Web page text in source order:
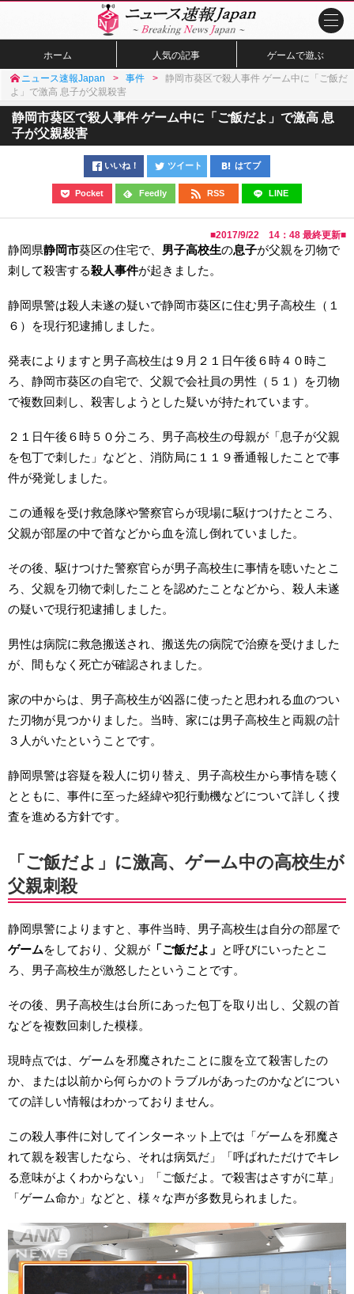
ホーム 人気の記事 ゲームで遊ぶ
ニュース速報Japan 事件
静岡市葵区で殺人事件 ゲーム中に「ご飯だ
よ」で激高 息子が父親殺害
静岡市葵区で殺人事件 ゲーム中に「ご飯だよ」で激高 息
子が父親殺害
いいね！ ツイート はてブ
Pocket Feedly RSS LINE
■2017/9/22 14：48 最終更新■
静岡県静岡市葵区の住宅で、 男子高校生の息子が父親を刃物で
刺して殺害する殺人事件が起きました。
静岡県警は殺人未遂の疑いで静岡市葵区に住む男子高校生（１
６）を現行犯逮捕しました。
発表によりますと男子高校生は９月２１日午後６時４０時こ
ろ、静岡市葵区の自宅で、父親で会社員の男性（５１）を刃物
で複数回刺し、殺害しようとした疑いが持たれています。
２１日午後６時５０分ころ、男子高校生の母親が「息子が父親
を包丁で刺した」などと、消防局に１１９番通報したことで事
件が発覚しました。
この通報を受け救急隊や警察官らが現場に駆けつけたところ、
父親が部屋の中で首などから血を流し倒れていました。
その後、駆けつけた警察官らが男子高校生に事情を聴いたとこ
ろ、父親を刃物で刺したことを認めたことなどから、殺人未遂
の疑いで現行犯逮捕しました。
男性は病院に救急搬送され、搬送先の病院で治療を受けました
が、間もなく死亡が確認されました。
家の中からは、男子高校生が凶器に使ったと思われる血のつい
た刃物が見つかりました。当時、家には男子高校生と両親の計
３人がいたということです。
静岡県警は容疑を殺人に切り替え、男子高校生から事情を聴く
とともに、事件に至った経緯や犯行動機などについて詳しく捜
査を進める方針です。
「ご飯だよ」に激高、ゲーム中の高校生が
父親刺殺
静岡県警によりますと、事件当時、男子高校生は自分の部屋で
ゲームをしており、父親が 「ご飯だよ」 と呼びにいったとこ
ろ、男子高校生が激怒したということです。
その後、男子高校生は台所にあった包丁を取り出し、父親の首
などを複数回刺した模様。
現時点では、ゲームを邪魔されたことに腹を立て殺害したの
か、または以前から何らかのトラブルがあったのかなどについ
ての詳しい情報はわかっておりません。
この殺人事件に対してインターネット上では「ゲームを邪魔さ
れて親を殺害したなら、それは病気だ」「呼ばれただけでキレ
る意味がよくわからない」「ご飯だよ。で殺害はさすがに草」
「ゲーム命か」などと、様々な声が多数見られました。